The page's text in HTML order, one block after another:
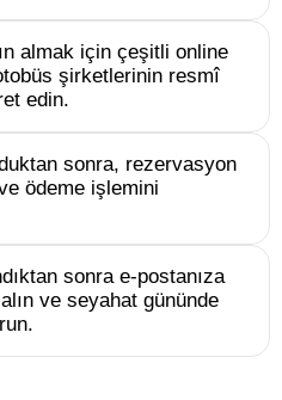
almak için çeşitli online
şirketlerinin resmî
edin.
sonra, rezervasyon
ödeme işlemini
sonra e-postanıza
ve seyahat gününde